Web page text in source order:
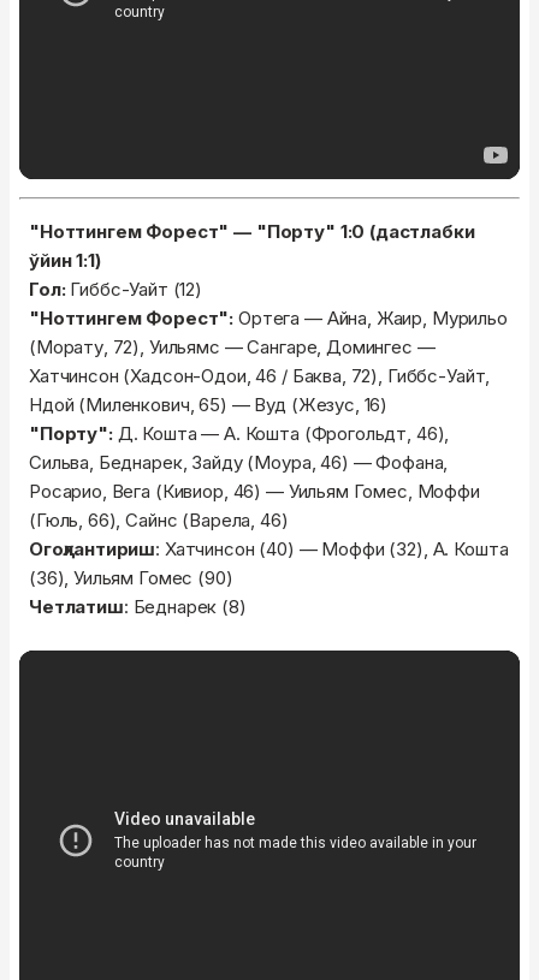
"Ноттингем Форест" — "Порту" 1:0 (дастлабки
ўйин 1:1)
Гол: Гиббс-Уайт (12)
"Ноттингем Форест": Ортега — Айна, Жаир, Мурильо
(Морату, 72), Уильямс — Сангаре, Домингес —
Хатчинсон (Хадсон-Одои, 46 / Баква, 72), Гиббс-Уайт,
Ндой (Миленкович, 65) — Вуд (Жезус, 16)
"Порту":Д. Кошта — А. Кошта (Фрогольдт, 46),
Сильва, Беднарек, Зайду (Моура, 46) — Фофана,
Росарио, Вега (Кивиор, 46) — Уильям Гомес, Моффи
(Гюль, 66), Сайнс (Варела, 46)
Огоҳлантириш: Хатчинсон (40) — Моффи (32), А. Кошта
(36), Уильям Гомес (90)
Четлатиш: Беднарек (8)